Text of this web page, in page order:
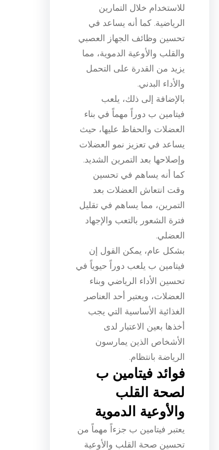
للاستخدام خلال التمارين
الرياضية. كما أنه يساعد في
تحسين وظائف الجهاز العصبي
والقلب والأوعية الدموية، مما
يزيد من القدرة على التحمل
والأداء البدني.
بالإضافة إلى ذلك، يلعب
فيتامين ب دوراً مهماً في بناء
العضلات والحفاظ عليها، حيث
يساعد في تعزيز نمو العضلات
وإصلاحها بعد التمرين الشديد.
كما أنه يساهم في تحسين
وقت انتعاش العضلات بعد
التمرين، مما يساهم في تقليل
فترة الشعور بالتعب والإجهاد
العضلي.
بشكل عام، يمكن القول إن
فيتامين ب يلعب دوراً حيوياً في
تحسين الأداء الرياضي وبناء
العضلات، ويعتبر أحد العناصر
الغذائية الأساسية التي يجب
أخذها بعين الاعتبار لدى
الأشخاص الذين يمارسون
الرياضة بانتظام.
فوائد فيتامين ب
لصحة القلب
والأوعية الدموية
يعتبر فيتامين ب جزءاً مهماً من
تحسين صحة القلب والأوعية